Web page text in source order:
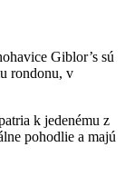
Giblor’s sú
rondonu, v
k jedenému z
pohodlie a majú